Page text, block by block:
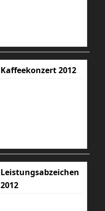
Kaffeekonzert 2012
Leistungsabzeichen
2012